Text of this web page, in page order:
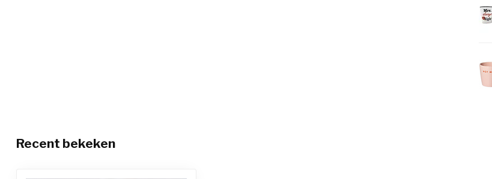
Recent bekeken